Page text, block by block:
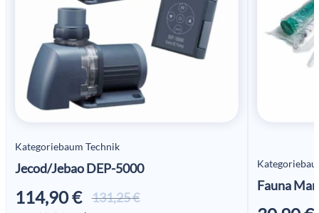
Kategoriebaum Technik
Jecod/Jebao DEP-5000
131,25€Ursprünglicher
114,90€
Aktueller
Fauna